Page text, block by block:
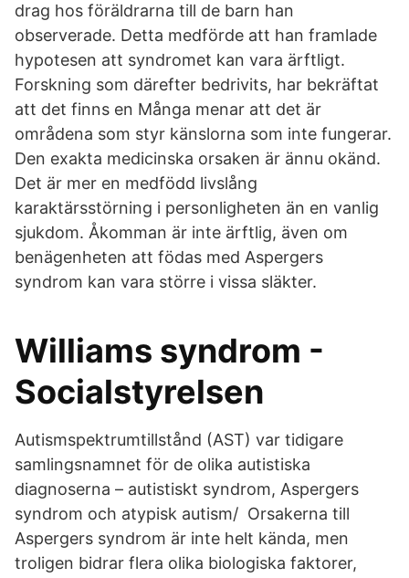
drag hos föräldrarna till de barn han
observerade. Detta medförde att han framlade
hypotesen att syndromet kan vara ärftligt.
Forskning som därefter bedrivits, har bekräftat
att det finns en Många menar att det är
områdena som styr känslorna som inte fungerar.
Den exakta medicinska orsaken är ännu okänd.
Det är mer en medfödd livslång
karaktärsstörning i personligheten än en vanlig
sjukdom. Åkomman är inte ärftlig, även om
benägenheten att födas med Aspergers
syndrom kan vara större i vissa släkter.
Williams syndrom -
Socialstyrelsen
Autismspektrumtillstånd (AST) var tidigare
samlingsnamnet för de olika autistiska
diagnoserna – autistiskt syndrom, Aspergers
syndrom och atypisk autism/ Orsakerna till
Aspergers syndrom är inte helt kända, men
troligen bidrar flera olika biologiska faktorer,